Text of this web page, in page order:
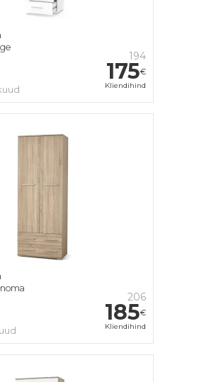
194
175€
Kliendihind
206
185€
Kliendihind